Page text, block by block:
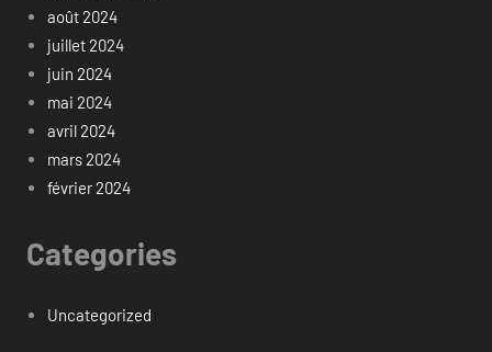
août 2024
juillet 2024
juin 2024
mai 2024
avril 2024
mars 2024
février 2024
Categories
Uncategorized